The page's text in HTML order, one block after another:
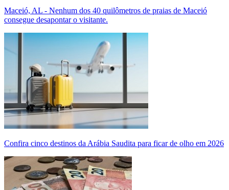
Maceió, AL - Nenhum dos 40 quilômetros de praias de Maceió
consegue desapontar o visitante.
Confira cinco destinos da Arábia Saudita para ficar de olho em 2026